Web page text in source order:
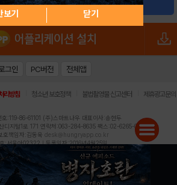
글쓰기
기 닫기
그인 PC버전 전체앱
리방침 청소년 보호정책 불법촬영물 신고센터 제휴광고문의
호:119-86-61101 (주)스마트나우 대표이사:송현두
디지털1로 171 연락처:063-284-8635 팩스:02-6265-0377
호책임자:김동욱 desk@hungryapp.co.kr
:서울아02322 | 등록일자:2016년4월25일
인:(주)스마트나우 송현두 | 편집인:김동욱
작권법의 보호를 받으므로, 무단 전재, 복사, 배포 등을 금합니다.
(c) HungryApp All Rights Reserved.